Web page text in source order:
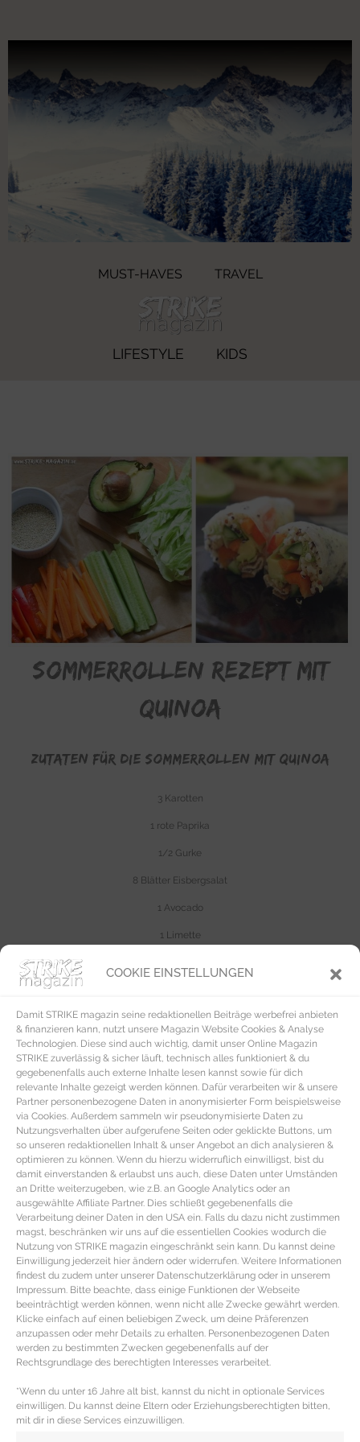
COOKIE EINSTELLUNGEN
Damit STRIKE magazin seine redaktionellen Beiträge werbefrei anbieten
& finanzieren kann, nutzt unsere Magazin Website Cookies & Analyse
Technologien. Diese sind auch wichtig, damit unser Online Magazin
STRIKE zuverlässig & sicher läuft, technisch alles funktioniert & du
gegebenenfalls auch externe Inhalte lesen kannst sowie für dich
relevante Inhalte gezeigt werden können. Dafür verarbeiten wir & unsere
Partner personenbezogene Daten in anonymisierter Form beispielsweise
via Cookies. Außerdem sammeln wir pseudonymisierte Daten zu
Nutzungsverhalten über aufgerufene Seiten oder geklickte Buttons, um
so unseren redaktionellen Inhalt & unser Angebot an dich analysieren &
optimieren zu können. Wenn du hierzu widerruflich einwilligst, bist du
damit einverstanden & erlaubst uns auch, diese Daten unter Umständen
an Dritte weiterzugeben, wie z.B. an Google Analytics oder an
ausgewählte Affiliate Partner. Dies schließt gegebenenfalls die
Verarbeitung deiner Daten in den USA ein. Falls du dazu nicht zustimmen
magst, beschränken wir uns auf die essentiellen Cookies wodurch die
Nutzung von STRIKE magazin eingeschränkt sein kann. Du kannst deine
Einwilligung jederzeit hier ändern oder widerrufen. Weitere Informationen
findest du zudem unter unserer Datenschutzerklärung oder in unserem
Impressum. Bitte beachte, dass einige Funktionen der Webseite
beeinträchtigt werden können, wenn nicht alle Zwecke gewährt werden.
Klicke einfach auf einen beliebigen Zweck, um deine Präferenzen
anzupassen oder mehr Details zu erhalten. Personenbezogenen Daten
werden zu bestimmten Zwecken gegebenenfalls auf der
Rechtsgrundlage des berechtigten Interesses verarbeitet.
*Wenn du unter 16 Jahre alt bist, kannst du nicht in optionale Services
einwilligen. Du kannst deine Eltern oder Erziehungsberechtigten bitten,
mit dir in diese Services einzuwilligen.
MUST-HAVES TRAVEL
LIFESTYLE KIDS
Sommerrollen Rezept mit
Quinoa
ZUTATEN FÜR DIE SOMMERROLLEN MIT QUINOA
3 Karotten
1 rote Paprika
1/2 Gurke
8 Blätter Eisbergsalat
1 Avocado
1 Limette
12 Reisblätter
etwas Sojasauce
ZUBEREITUNG SOMMERROLLEN MIT QUINOA
In einem Topf die Gemüsebrühe erhitzen, Quinoa zufügen, circa 8 Minuten
garen und abkühlen lassen. Die Avocado halbieren, entkernen und das
Fruchtfleisch in Streifen schneiden. Das übrige frische Gemüse waschen und
ebenfalls jeweils in lange Streifen schneiden.
Die Reisblätter einzeln kurz in lauwarmes Wasser eintauchen und beiseite
legen. Jetzt auf jeweils ein Reisblatt einen Löffel Quinoa streichen.
Nacheinander die Streifen von dem Gemüse und der Avocado darauf legen.
Dabei unten knapp 3cm und oben knapp 5cm Rand lassen. Nun den Saft der
Limette darauf tröpfeln.
Im Anschluss den oberen und unteren Rand jeweils über die Füllung klappen.
Jetzt mit einer Seite beginnend das Reispapier mit der Füllung aufrollen. Als
Die Zutaten für die Sommerrollen mit Quinoa reichen für 12 Rollen.
Redaktion: Trang Vu